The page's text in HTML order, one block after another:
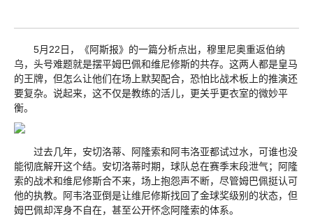
5月22日，《阿斯报》的一篇分析点出，穆里尼奥重返伯纳
乌，头号难题就是摆平姆巴佩和维尼修斯的共存。这两人都是皇马
的王牌，但怎么让他们在场上默契配合，恐怕比战术板上的推演还
要复杂。说起来，这不仅是教练的活儿，更关乎更衣室的微妙平
衡。
过去几年，安切洛蒂、阿隆索和阿韦洛亚都试过水，可谁也没
能彻底解开这个结。安切洛蒂时期，球队总在赛季末段泄气；阿隆
索的战术和维尼修斯合不来，场上抱怨声不断，尽管姆巴佩挺认可
他的执教。阿韦洛亚倒是让维尼修斯找回了金球奖级别的状态，但
姆巴佩却浑身不自在，甚至公开怀念阿隆索的体系。